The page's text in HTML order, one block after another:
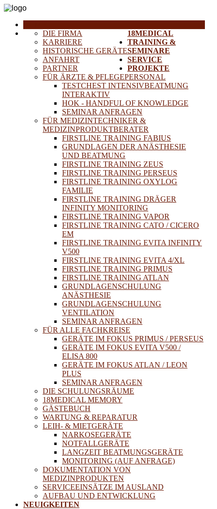
18MEDICAL
DIE FIRMA
KARRIERE
HISTORISCHE GERÄTE
ANFAHRT
PARTNER
TRAINING &
SEMINARE
FÜR ÄRZTE & PFLEGEPERSONAL
TESTCHEST INTENSIVBEATMUNG
INTERAKTIV
HOK - HANDFUL OF KNOWLEDGE
SEMINAR ANFRAGEN
FÜR MEDIZINTECHNIKER &
MEDIZINPRODUKTBERATER
FIRSTLINE TRAINING FABIUS
GRUNDLAGEN DER ANÄSTHESIE
UND BEATMUNG
FIRSTLINE TRAINING ZEUS
FIRSTLINE TRAINING PERSEUS
FIRSTLINE TRAINING OXYLOG
FAMILIE
FIRSTLINE TRAINING DRÄGER
INFINITY MONITORING
FIRSTLINE TRAINING VAPOR
FIRSTLINE TRAINING CATO / CICERO
EM
FIRSTLINE TRAINING EVITA INFINITY
V500
FIRSTLINE TRAINING EVITA 4/XL
FIRSTLINE TRAINING PRIMUS
FIRSTLINE TRAINING ATLAN
GRUNDLAGENSCHULUNG
ANÄSTHESIE
GRUNDLAGENSCHULUNG
VENTILATION
SEMINAR ANFRAGEN
FÜR ALLE FACHKREISE
GERÄTE IM FOKUS PRIMUS / PERSEUS
GERÄTE IM FOKUS EVITA V500 /
ELISA 800
GERÄTE IM FOKUS ATLAN / LEON
PLUS
SEMINAR ANFRAGEN
DIE SCHULUNGSRÄUME
18MEDICAL MEMORY
GÄSTEBUCH
SERVICE
WARTUNG & REPARATUR
LEIH- & MIETGERÄTE
NARKOSEGERÄTE
NOTFALLGERÄTE
LANGZEIT BEATMUNGSGERÄTE
MONITORING (AUF ANFRAGE)
DOKUMENTATION VON
MEDIZINPRODUKTEN
PROJEKTE
SERVICEEINSÄTZE IM AUSLAND
AUFBAU UND ENTWICKLUNG
NEUIGKEITEN